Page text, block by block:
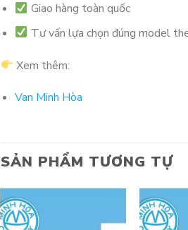
Giao hàng toàn quốc
Tư vấn lựa chọn đúng model
Xem thêm:
Van Minh Hòa
SẢN PHẨM TƯƠNG TỰ